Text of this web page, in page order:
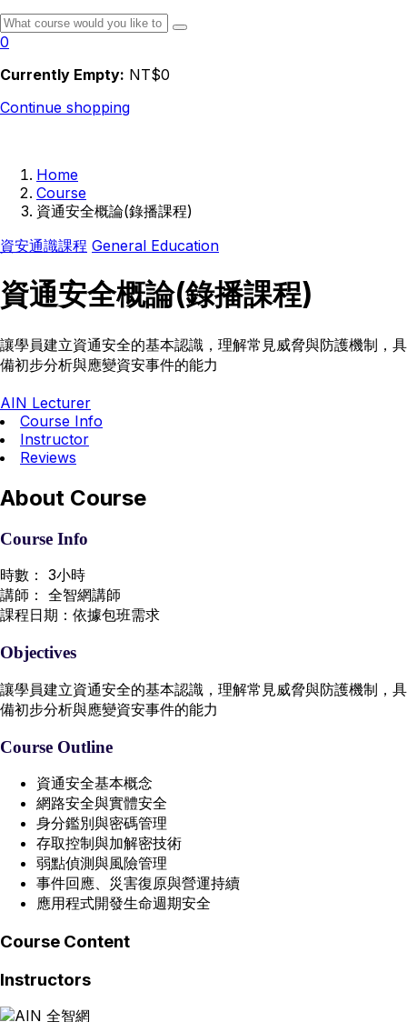
0
Currently Empty: NT$0
Continue shopping
Home
Course
資通安全概論(錄播課程)
資安通識課程 General Education
資通安全概論(錄播課程)
讓學員建立資通安全的基本認識，理解常見威脅與防護機制，具
備初步分析與應變資安事件的能力
AIN Lecturer
Course Info
Instructor
Reviews
About Course
Course Info
時數： 3小時
講師： 全智網講師
課程日期：依據包班需求
Objectives
讓學員建立資通安全的基本認識，理解常見威脅與防護機制，具
備初步分析與應變資安事件的能力
Course Outline
資通安全基本概念
網路安全與實體安全
身分鑑別與密碼管理
存取控制與加解密技術
弱點偵測與風險管理
事件回應、災害復原與營運持續
應用程式開發生命週期安全
Course Content
Instructors